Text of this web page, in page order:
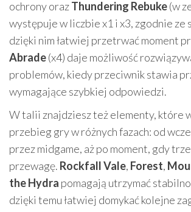
ochrony orazThundering Rebuke(w
występuje w liczbie x1 i x3, zgodnie ze
dzięki nim łatwiej przetrwać moment
Abrade(x4) daje możliwość
problemów, kiedy przeciwnik stawia
wymagające szybkiej odpowiedzi.
W talii znajdziesz też elementy, które
przebieg gry w różnych fazach: od
przez midgame, aż po moment, gdy
przewagę. Rockfall Vale, Forest,
the Hydra pomagają utrzymać
dzięki temu łatwiej domykać kolejne